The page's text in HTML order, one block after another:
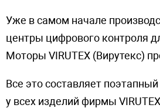
Уже в самом начале
центры цифрового контроля
Моторы VIRUTEX (Вирутекс)
Все это составляет
у всех изделий фирмы